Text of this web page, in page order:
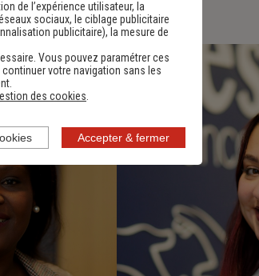
-
de l’expérience utilisateur, la
sociaux, le ciblage publicitaire
publicitaire), la mesure de
Vous pouvez paramétrer ces
votre navigation sans les
des cookies
Accepter & fermer